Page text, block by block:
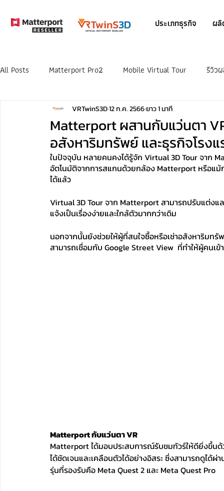
ประเภทธุรกิจ ผ
All Posts Matterport Pro2 Mobile Virtual Tour รีวิว
Matterport ผสานกับแว่นตา
อสังหาริมทรัพย์ และธุรกิจโรง
VRTwinS3D12 ก.ค. 2566ยาว 1 นาที
ในปัจจุบัน หลายคนคงได้รู้จัก Virtual 3D Tour จาก
อัตโนมัติจากการสแกนด้วยกล้อง Matterport หรือแม้
ได้แล้ว
Virtual 3D Tour จาก Matterport สามารถปรับแต่งแ
แจ้งเป็นเรื่องง่ายและใกล้ตัวมากกว่าเดิม
นอกจากนั้นยังช่วยให้ผู้ที่สนใจซื้อหรือเช่าอสังหาริมท
สามารถเชื่อมกับ Google Street View  ที่ทำให้ผู้คนเ
Matterport กับแว่นตา VR
Matterport ได้มอบประสบการณ์รับชมทัวร์ให้ดียิ่งขึ้นด้
ได้ชัดเจนและเคลือนตัวได้อย่างอิสระ ซึ่งสามารถดูได้
รุ่นที่รองรับคือ Meta Quest 2 และ Meta Quest Pro